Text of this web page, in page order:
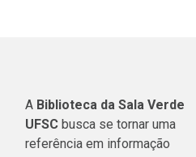
A Biblioteca da Sala Verde
UFSC busca se tornar uma
referência em informação